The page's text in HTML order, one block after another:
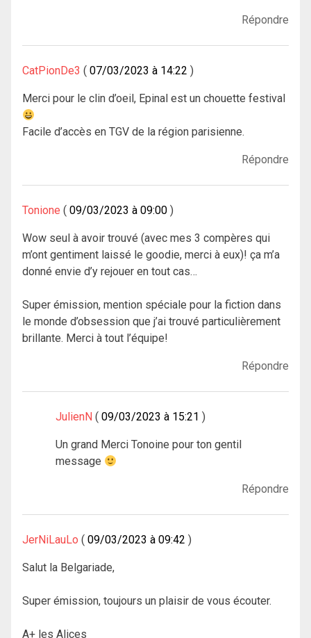
Répondre
CatPionDe3 07/03/2023 à 14:22
Merci pour le clin d’oeil, Epinal est un chouette festival
Facile d’accès en TGV de la région parisienne.
Répondre
Tonione 09/03/2023 à 09:00
Wow seul à avoir trouvé (avec mes 3 compères qui
m’ont gentiment laissé le goodie, merci à eux)! ça m’a
donné envie d’y rejouer en tout cas…
Super émission, mention spéciale pour la fiction dans
le monde d’obsession que j’ai trouvé particulièrement
brillante. Merci à tout l’équipe!
Répondre
JulienN 09/03/2023 à 15:21
Un grand Merci Tonoine pour ton gentil
message
Répondre
JerNiLauLo 09/03/2023 à 09:42
Salut la Belgariade,
Super émission, toujours un plaisir de vous écouter.
A+ les Alices